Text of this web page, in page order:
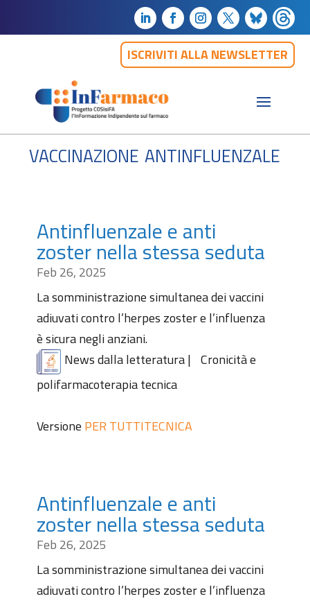
ISCRIVITI ALLA NEWSLETTER
vaccinazione antinfluenzale
Antinfluenzale e anti
zoster nella stessa seduta
Feb 26, 2025
La somministrazione simultanea dei vaccini
adiuvati contro l’herpes zoster e l’influenza
è sicura negli anziani.
News dalla letteratura| Cronicità e
polifarmacoterapia tecnica
Versione PER TUTTITECNICA
Antinfluenzale e anti
zoster nella stessa seduta
Feb 26, 2025
La somministrazione simultanea dei vaccini
adiuvati contro l’herpes zoster e l’influenza